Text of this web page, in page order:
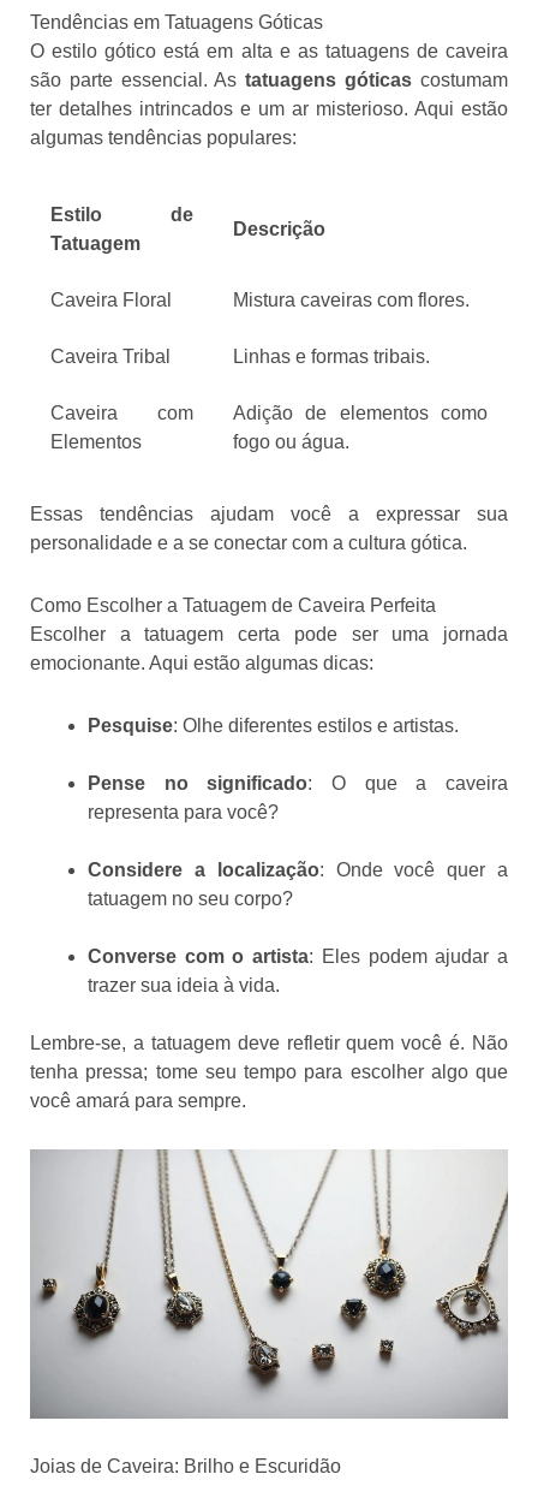
Tendências em Tatuagens Góticas
O estilo gótico está em alta e as tatuagens de caveira
são parte essencial. Astatuagens góticas costumam
ter detalhes intrincados e um ar misterioso. Aqui estão
algumas tendências populares:
Estilo de
Tatuagem
Descrição
Caveira Floral Mistura caveiras com flores.
Caveira Tribal Linhas e formas tribais.
Caveira com
Elementos
Adição de elementos como
fogo ou água.
Essas tendências ajudam você a expressar sua
personalidade e a se conectar com a cultura gótica.
Como Escolher a Tatuagem de Caveira Perfeita
Escolher a tatuagem certa pode ser uma jornada
emocionante. Aqui estão algumas dicas:
Pesquise: Olhe diferentes estilos e artistas.
Pense no significado: O que a caveira
representa para você?
Considere a localização: Onde você quer a
tatuagem no seu corpo?
Converse com o artista: Eles podem ajudar a
trazer sua ideia à vida.
Lembre-se, a tatuagem deve refletir quem você é. Não
tenha pressa; tome seu tempo para escolher algo que
você amará para sempre.
Joias de Caveira: Brilho e Escuridão